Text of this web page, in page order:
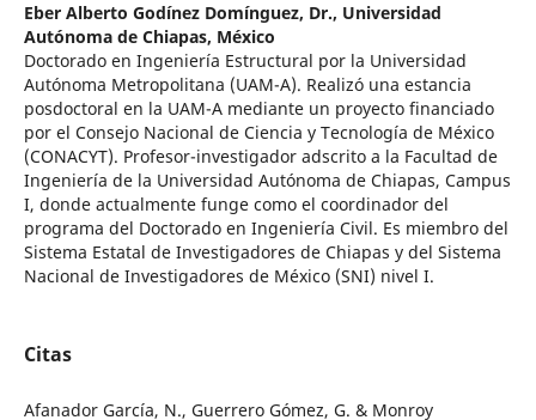
Eber Alberto Godínez Domínguez, Dr., Universidad
Autónoma de Chiapas, México
Doctorado en Ingeniería Estructural por la Universidad
Autónoma Metropolitana (UAM-A). Realizó una estancia
posdoctoral en la UAM-A mediante un proyecto financiado
por el Consejo Nacional de Ciencia y Tecnología de México
(CONACYT). Profesor-investigador adscrito a la Facultad de
Ingeniería de la Universidad Autónoma de Chiapas, Campus
I, donde actualmente funge como el coordinador del
programa del Doctorado en Ingeniería Civil. Es miembro del
Sistema Estatal de Investigadores de Chiapas y del Sistema
Nacional de Investigadores de México (SNI) nivel I.
Citas
Afanador García, N., Guerrero Gómez, G. & Monroy